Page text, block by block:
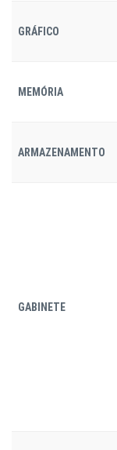
GRÁFICO
MEMÓRIA
ARMAZENAMENTO
GABINETE